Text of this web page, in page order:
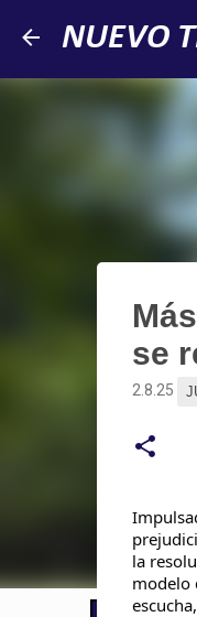
NUEVO
se
2.8.25
la
modelo